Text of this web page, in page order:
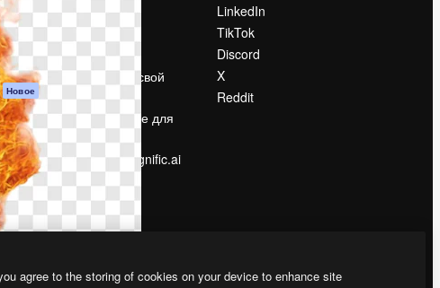
Новое
Блог
Slidesgo
Продайте свой
контент
Помещение для
Ищете magnific.ai
LinkedIn
TikTok
Discord
X
Reddit
agree to the storing of cookies on your device to enhance site